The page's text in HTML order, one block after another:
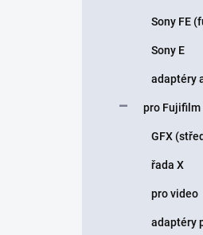
Sony FE
Sony E
adaptéry
pro Fujifilm
GFX
řada X
pro video
adaptéry